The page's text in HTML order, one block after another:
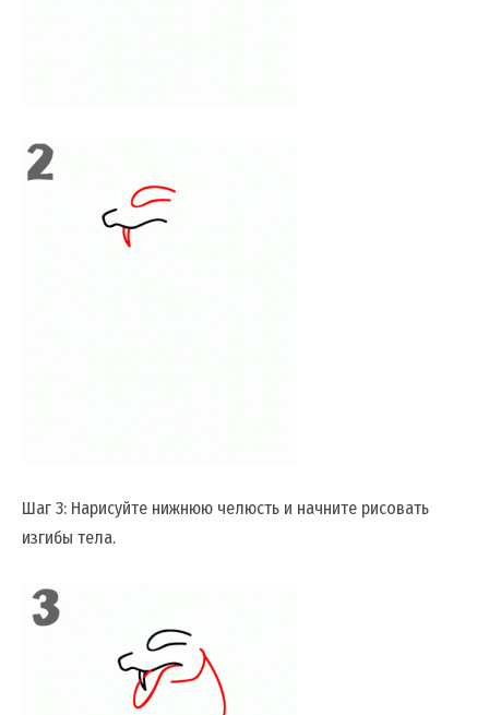
Шаг 3: Нарисуйте нижнюю челюсть и начните рисовать
изгибы тела.